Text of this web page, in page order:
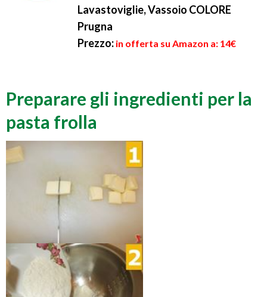
Lavastoviglie, Vassoio COLORE
Prugna
Prezzo: in offerta su Amazon a: 14€
Preparare gli ingredienti per la
pasta frolla